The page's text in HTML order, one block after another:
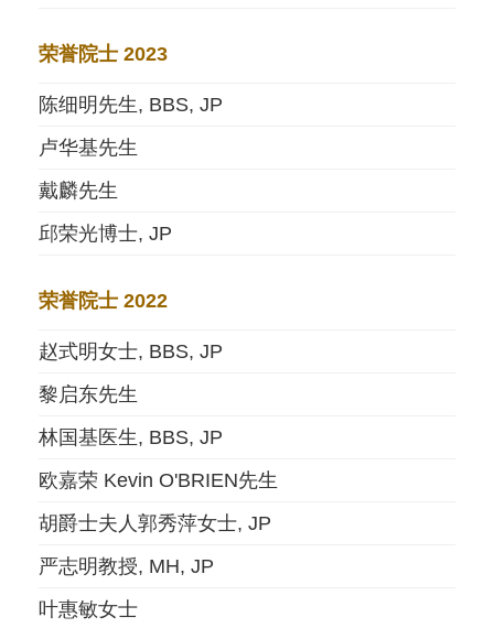
荣誉院士 2023
陈细明先生, BBS, JP
卢华基先生
戴麟先生
邱荣光博士, JP
荣誉院士 2022
赵式明女士, BBS, JP
黎启东先生
林国基医生, BBS, JP
欧嘉荣 Kevin O'BRIEN先生
胡爵士夫人郭秀萍女士, JP
严志明教授, MH, JP
叶惠敏女士